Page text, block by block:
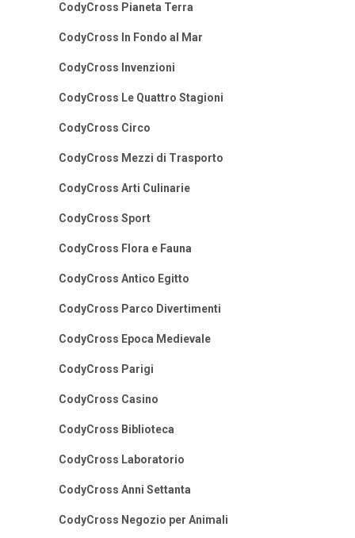
CodyCross Pianeta Terra
CodyCross In Fondo al Mar
CodyCross Invenzioni
CodyCross Le Quattro Stagioni
CodyCross Circo
CodyCross Mezzi di Trasporto
CodyCross Arti Culinarie
CodyCross Sport
CodyCross Flora e Fauna
CodyCross Antico Egitto
CodyCross Parco Divertimenti
CodyCross Epoca Medievale
CodyCross Parigi
CodyCross Casino
CodyCross Biblioteca
CodyCross Laboratorio
CodyCross Anni Settanta
CodyCross Negozio per Animali